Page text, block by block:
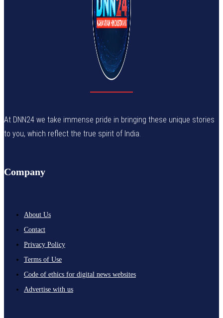
At DNN24 we take immense pride in bringing these unique stories
to you, which reflect the true spirit of India.
Company
About Us
Contact
Privacy Policy
Terms of Use
Code of ethics for digital news websites
Advertise with us